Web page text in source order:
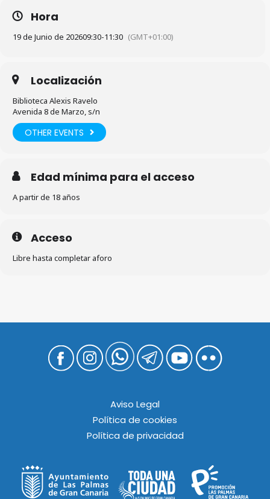
Más información e inscripciones:
Hora
19 de Junio de 202609:30-11:30 (GMT+01:00)
Localización
Biblioteca Alexis Ravelo
Avenida 8 de Marzo, s/n
OTHER EVENTS
Edad mínima para el acceso
A partir de 18 años
Acceso
Libre hasta completar aforo
Aviso Legal
Política de cookies
Política de privacidad